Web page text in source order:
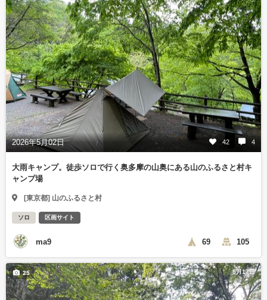
2026年5月02日 42 4
大雨キャンプ。徒歩ソロで行く奥多摩の山奥にある山のふるさと村キ
ャンプ場
[東京都] 山のふるさと村
ソロ 区画サイト
ma9 69 105
5月17日
25